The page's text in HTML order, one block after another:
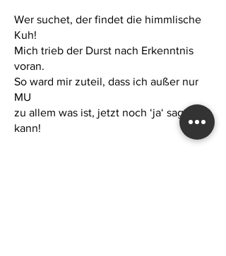
Wer suchet, der findet die himmlische
Kuh!
Mich trieb der Durst nach Erkenntnis
voran.
So ward mir zuteil, dass ich außer nur
MU
zu allem was ist, jetzt noch ‘ja‘ sagen
kann!